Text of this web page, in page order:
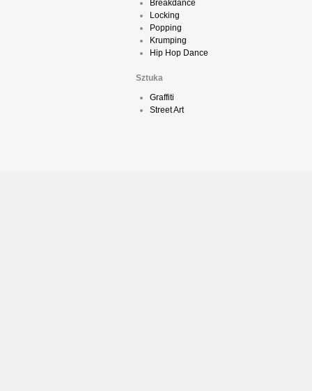
Breakdance
Locking
Popping
Krumping
Hip Hop Dance
Sztuka
Graffiti
Street Art